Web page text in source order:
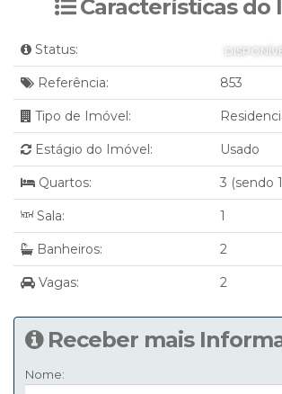
Características do
Status:
Referência: 853
Tipo de Imóvel:
Estágio do Imóvel: Usado
Quartos: 3 (sendo
Sala: 1
Banheiros: 2
Vagas: 2
Receber mais
Nome: